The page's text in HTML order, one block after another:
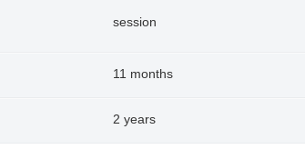
session
11 months
2 years